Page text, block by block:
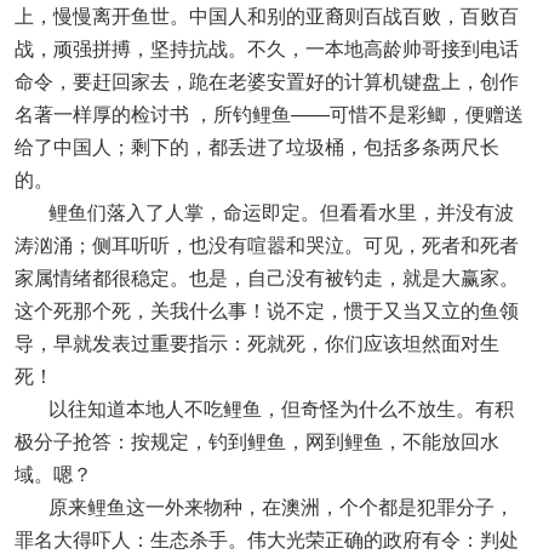
上，慢慢离开鱼世。中国人和别的亚裔则百战百败，百败百
战，顽强拼搏，坚持抗战。不久，一本地高龄帅哥接到电话
命令，要赶回家去，跪在老婆安置好的计算机键盘上，创作
名著一样厚的检讨书 ，所钓鲤鱼——可惜不是彩鲫，便赠送
给了中国人；剩下的，都丢进了垃圾桶，包括多条两尺长
的。
鲤鱼们落入了人掌，命运即定。但看看水里，并没有波
涛汹涌；侧耳听听，也没有喧嚣和哭泣。可见，死者和死者
家属情绪都很稳定。也是，自己没有被钓走，就是大赢家。
这个死那个死，关我什么事！说不定，惯于又当又立的鱼领
导，早就发表过重要指示：死就死，你们应该坦然面对生
死！
以往知道本地人不吃鲤鱼，但奇怪为什么不放生。有积
极分子抢答：按规定，钓到鲤鱼，网到鲤鱼，不能放回水
域。嗯？
原来鲤鱼这一外来物种，在澳洲，个个都是犯罪分子，
罪名大得吓人：生态杀手。伟大光荣正确的政府有令：判处